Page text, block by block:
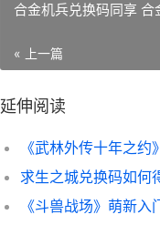
合金机兵兑换码同享
« 上一篇
延伸阅读
求生之城兑换码如何